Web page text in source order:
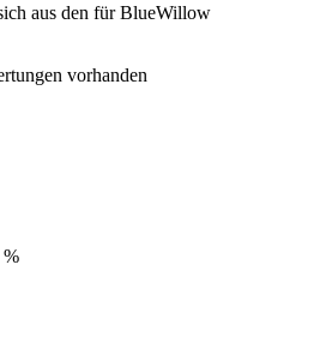
aus den für BlueWillow
vorhanden
%